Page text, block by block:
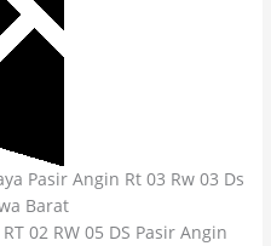
Pasir Angin Rt 03 Rw 03 Ds
Barat
02 RW 05 DS Pasir Angin